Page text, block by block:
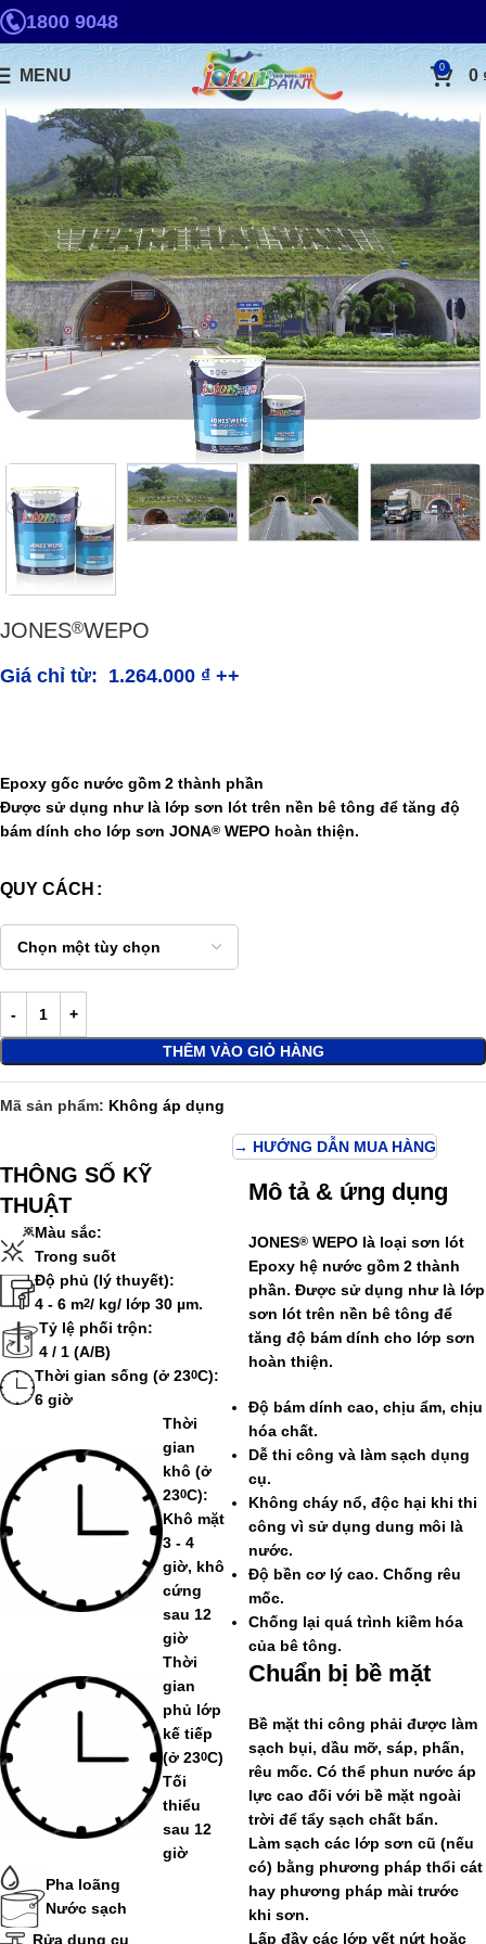
1800 9048
MENU 0 0
JONES®WEPO
Giá chỉ từ: 1.264.000 ₫ ++
Epoxy gốc nước gồm 2 thành phần
Được sử dụng như là lớp sơn lót trên nền bê tông để tăng độ
bám dính cho lớp sơn JONA® WEPO hoàn thiện.
QUY CÁCH
THÊM VÀO GIỎ HÀNG
Mã sản phẩm: Không áp dụng
→ HƯỚNG DẪN MUA HÀNG
THÔNG SỐ KỸ
THUẬT
Màu sắc:
Trong suốt
Độ phủ (lý thuyết):
4 - 6 m2/ kg/ lớp 30 µm.
Tỷ lệ phối trộn:
4 / 1 (A/B)
Thời gian sống (ở 230C):
6 giờ
Thời
gian
khô (ở
230C):
Khô mặt
3 - 4
giờ, khô
cứng
sau 12
giờ
Thời
gian
phủ lớp
kế tiếp
(ở 230C)
Tối
thiểu
sau 12
giờ
Pha loãng
Nước sạch
Rửa dụng cụ
Mô tả & ứng dụng
JONES® WEPO là loại sơn lót
Epoxy hệ nước gồm 2 thành
phần. Được sử dụng như là lớp
sơn lót trên nền bê tông để
tăng độ bám dính cho lớp sơn
hoàn thiện.
Độ bám dính cao, chịu ẩm, chịu
hóa chất.
Dễ thi công và làm sạch dụng
cụ.
Không cháy nổ, độc hại khi thi
công vì sử dụng dung môi là
nước.
Độ bền cơ lý cao. Chống rêu
mốc.
Chống lại quá trình kiềm hóa
của bê tông.
Chuẩn bị bề mặt
Bề mặt thi công phải được làm
sạch bụi, dầu mỡ, sáp, phấn,
rêu mốc. Có thể phun nước áp
lực cao đối với bề mặt ngoài
trời để tẩy sạch chất bẩn.
Làm sạch các lớp sơn cũ (nếu
có) bằng phương pháp thổi cát
hay phương pháp mài trước
khi sơn.
Lấp đầy các lớp vết nứt hoặc